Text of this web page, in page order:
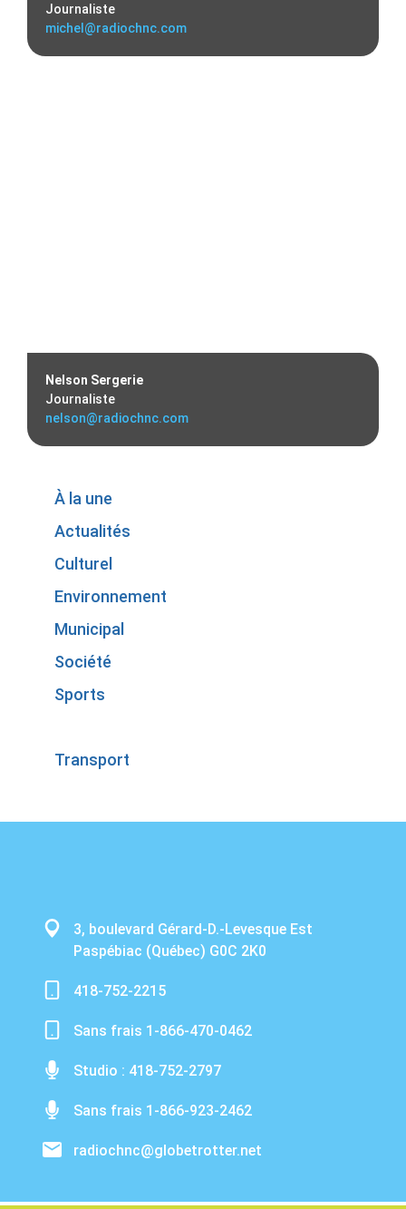
Journaliste
michel@radiochnc.com
Nelson Sergerie
Journaliste
nelson@radiochnc.com
À la une
Actualités
Culturel
Environnement
Municipal
Société
Sports
Transport
3, boulevard Gérard-D.-Levesque Est
Paspébiac (Québec) G0C 2K0
418-752-2215
Sans frais 1-866-470-0462
Studio : 418-752-2797
Sans frais 1-866-923-2462
radiochnc@globetrotter.net